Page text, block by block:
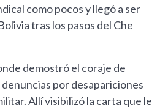
como pocos y llegó a ser
tras los pasos del Che
demostró el coraje de
por desapariciones
Allí visibilizó la carta que le